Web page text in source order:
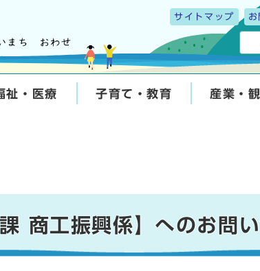
サイトマップ
祉・医療 子育て・教育 産業・
商工振興係】へのお問